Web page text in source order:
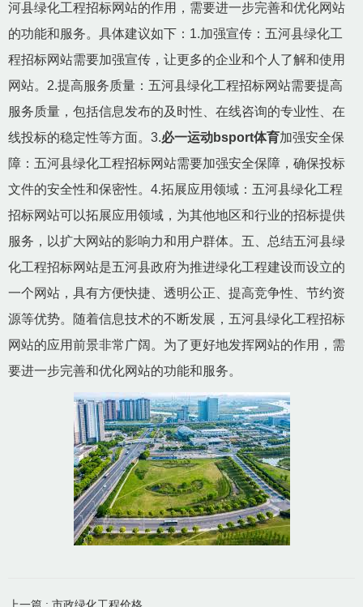
河县绿化工程招标网站的作用，需要进一步完善和优化网站
的功能和服务。具体建议如下：1.加强宣传：五河县绿化工
程招标网站需要加强宣传，让更多的企业和个人了解和使用
网站。2.提高服务质量：五河县绿化工程招标网站需要提高
服务质量，包括信息发布的及时性、在线咨询的专业性、在
线投标的稳定性等方面。3.必一运动bsport体育加强安全保
障：五河县绿化工程招标网站需要加强安全保障，确保投标
文件的安全性和保密性。4.拓展应用领域：五河县绿化工程
招标网站可以拓展应用领域，为其他地区和行业的招标提供
服务，以扩大网站的影响力和用户群体。五、总结五河县绿
化工程招标网站是五河县政府为推进绿化工程建设而设立的
一个网站，具有方便快捷、透明公正、提高竞争性、节约资
源等优势。随着信息技术的不断发展，五河县绿化工程招标
网站的应用前景非常广阔。为了更好地发挥网站的作用，需
要进一步完善和优化网站的功能和服务。